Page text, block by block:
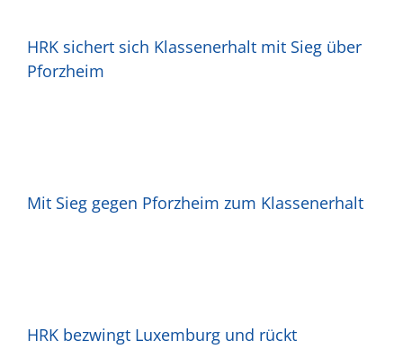
HRK sichert sich Klassenerhalt mit Sieg über
Pforzheim
Mit Sieg gegen Pforzheim zum Klassenerhalt
HRK bezwingt Luxemburg und rückt